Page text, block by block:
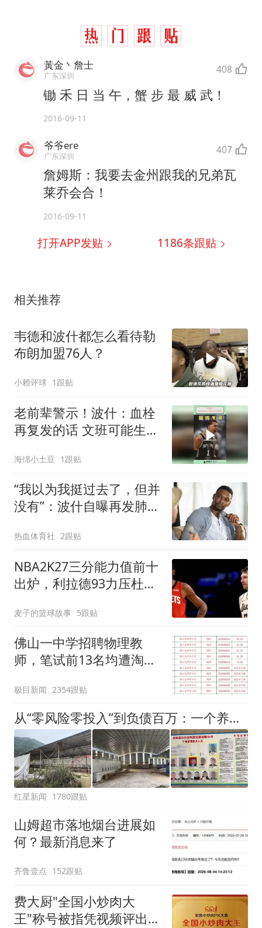
黃金丶詹士
广东深圳 408
锄 禾 日 当 午，蟹 步 最 威 武！
2016-09-11
爷爷ere
广东深圳 407
詹姆斯：我要去金州跟我的兄弟瓦
莱乔会合！
2016-09-11
打开APP发贴 1186条跟贴
相关推荐
韦德和波什都怎么看待勒
布朗加盟76人？
小赖评球 1跟贴
老前辈警示！波什：血栓
再复发的话 文班可能生涯
海绵小土豆 1跟贴
“我以为我挺过去了，但并
没有”：波什自曝再发肺栓
热血体育社 2跟贴
NBA2K27三分能力值前十
出炉，利拉德93力压杜兰
麦子的篮球故事 5跟贴
佛山一中学招聘物理教
师，笔试前13名均遭淘
聘，成立调查组全面核查
极目新闻 2354跟贴
从“零风险零投入”到负债百万：一个养牛项目崩盘后，谁该为农户的贷款买单丨红星调查
红星新闻 1780跟贴
山姆超市落地烟台进展如
何？最新消息来了
齐鲁壹点 152跟贴
费大厨"全国小炒肉大
王"称号被指凭视频评出